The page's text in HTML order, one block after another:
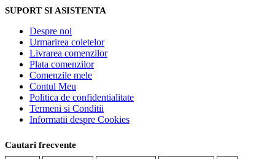
SUPORT SI ASISTENTA
Despre noi
Urmarirea coletelor
Livrarea comenzilor
Plata comenzilor
Comenzile mele
Contul Meu
Politica de confidentialitate
Termeni si Conditii
Informatii despre Cookies
Cautari frecvente